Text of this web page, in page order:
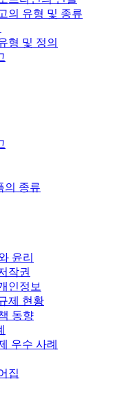
의 유형 및 종류
형 및 정의
의 종류
윤리
작권
인정보
제 현황
동향
우수 사례
집